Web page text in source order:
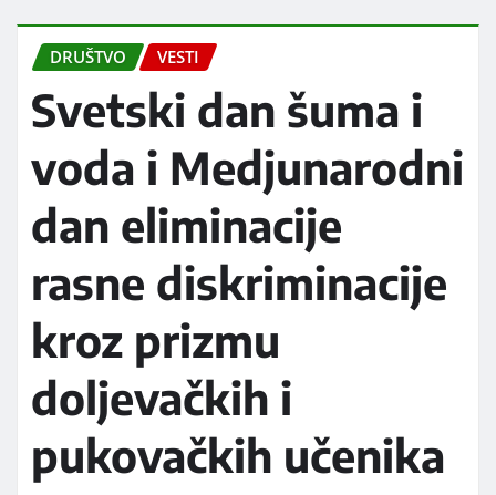
DRUŠTVO VESTI
Svetski dan šuma i
voda i Medjunarodni
dan eliminacije
rasne diskriminacije
kroz prizmu
doljevačkih i
pukovačkih učenika